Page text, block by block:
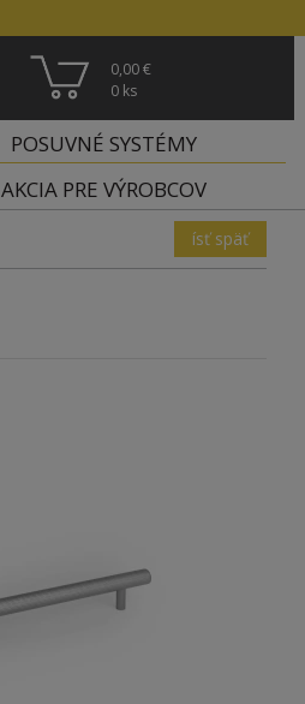
0,00 €
0 ks
POSUVNÉ SYSTÉMY
AKCIA PRE VÝROBCOV
ísť späť